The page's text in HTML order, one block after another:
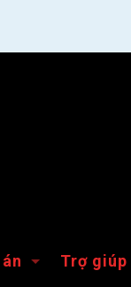
Trợ